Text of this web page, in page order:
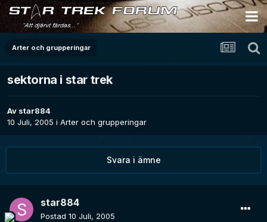
Arter och grupperingar
sektorna i star trek
Av star884
10 Juli, 2005 i Arter och grupperingar
Svara i ämne
star884
Postad 10 Juli, 2005